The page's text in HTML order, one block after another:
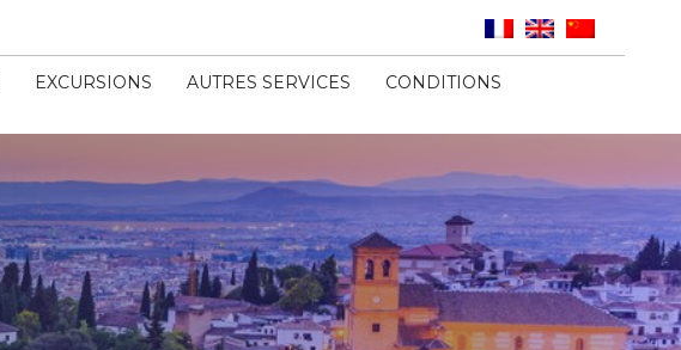
EXCURSIONS AUTRES SERVICES
CONDITIONS